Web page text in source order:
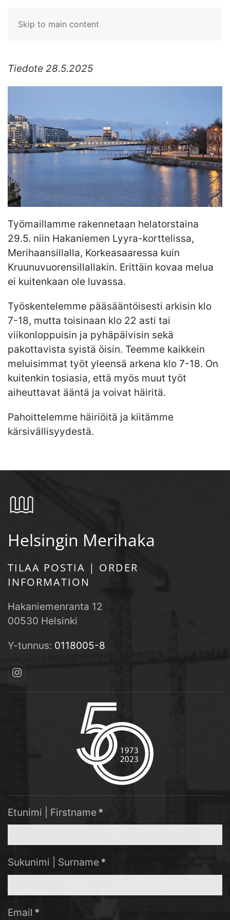
Skip to main content
Tiedote 28.5.2025
Työmaillamme rakennetaan helatorstaina
29.5. niin Hakaniemen Lyyra-korttelissa,
Merihaansillalla, Korkeasaaressa kuin
Kruunuvuorensillallakin. Erittäin kovaa melua
ei kuitenkaan ole luvassa.
Työskentelemme pääsääntöisesti arkisin klo
7-18, mutta toisinaan klo 22 asti tai
viikonloppuisin ja pyhäpäivisin sekä
pakottavista syistä öisin. Teemme kaikkein
meluisimmat työt yleensä arkena klo 7-18. On
kuitenkin tosiasia, että myös muut työt
aiheuttavat ääntä ja voivat häiritä.
Pahoittelemme häiriöitä ja kiitämme
kärsivällisyydestä.
Helsingin Merihaka
TILAA POSTIA | ORDER
INFORMATION
Hakaniemenranta 12
00530 Helsinki
Y-tunnus: 0118005-8
Etunimi | Firstname *
Sukunimi | Surname *
Email *